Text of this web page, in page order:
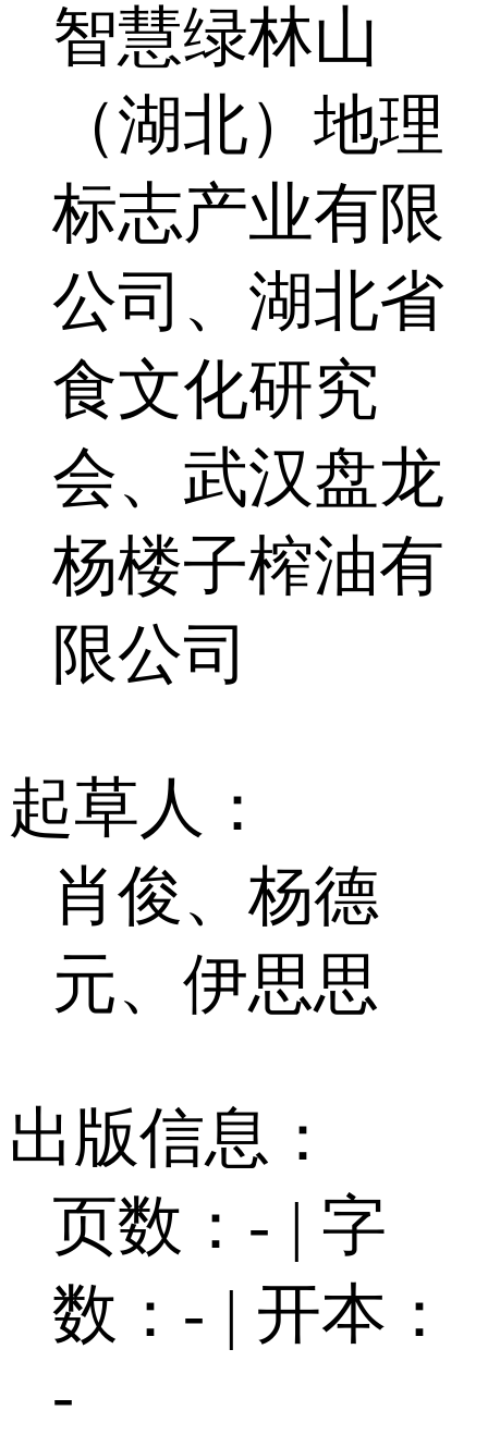
智慧绿林山
（湖北）地理
标志产业有限
公司、湖北省
食文化研究
会、武汉盘龙
杨楼子榨油有
限公司
起草人：
肖俊、杨德
元、伊思思
出版信息：
页数：- | 字
数：- | 开本：
-